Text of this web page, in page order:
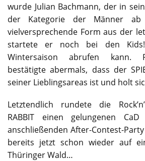
wurde Julian Bachmann, der in
der Kategorie der Männer ab
vielversprechende Form aus der
startete er noch bei den
Wintersaison abrufen kann.
bestätigte abermals, dass der
seiner Lieblingsareas ist und holt
Letztendlich rundete die
RABBIT einen gelungenen
anschließenden After-Contest-
bereits jetzt schon wieder auf
Thüringer Wald…